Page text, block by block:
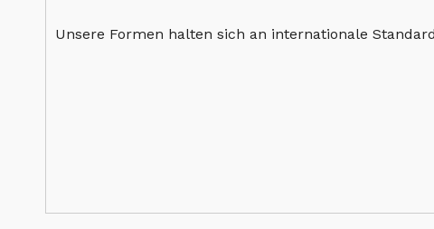
Unsere Formen halten sich an internationale